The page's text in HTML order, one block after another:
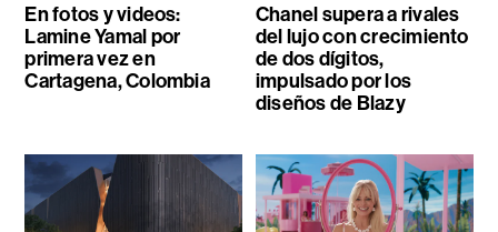
En fotos y videos:
Lamine Yamal por
primera vez en
Cartagena, Colombia
Chanel supera a rivales
del lujo con crecimiento
de dos dígitos,
impulsado por los
diseños de Blazy